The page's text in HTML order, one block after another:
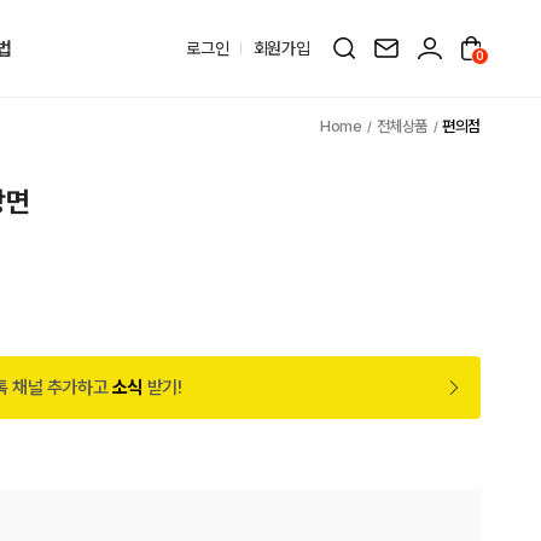
로그인 회원가입 0
전체상품 편의점
채널 추가하고소식 받기!